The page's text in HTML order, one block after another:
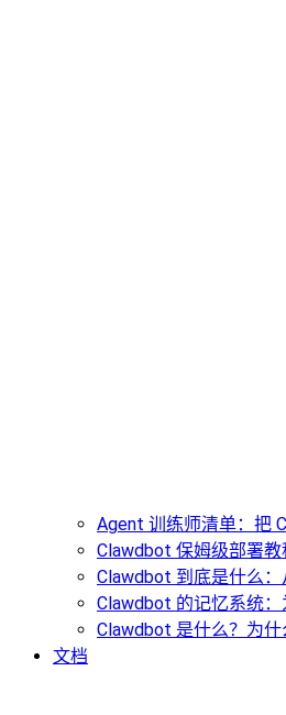
Agent 训练师清单：把
Clawdbot 保姆级部署
Clawdbot 到底是什么
Clawdbot 的记忆系统：
Clawdbot 是什么？为
文档